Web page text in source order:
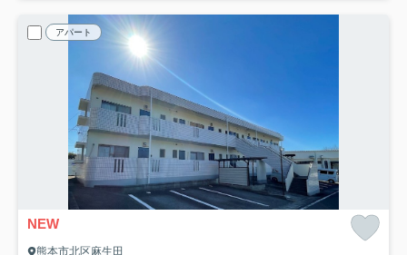
アパート
NEW
熊本市北区麻生田